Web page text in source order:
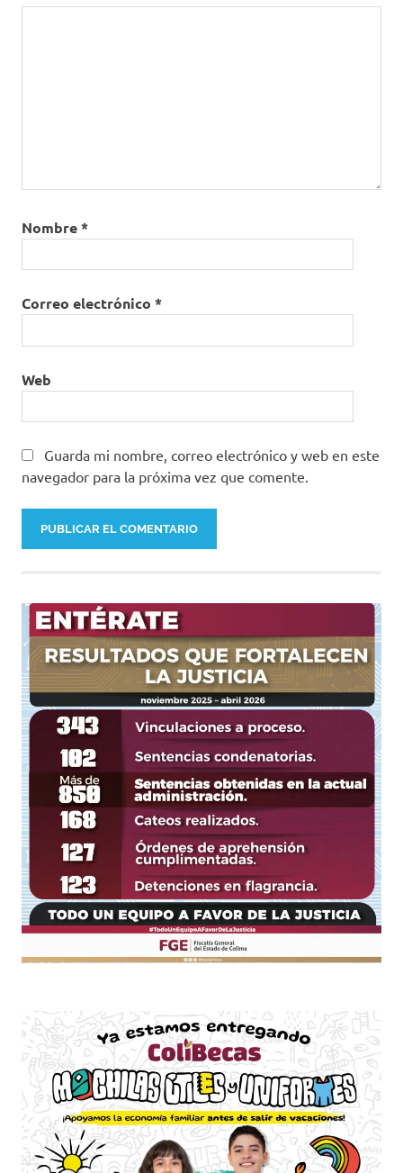
Nombre*
Correo electrónico *
Web
Guarda mi nombre, correo electrónico y web en este
navegador para la próxima vez que comente.